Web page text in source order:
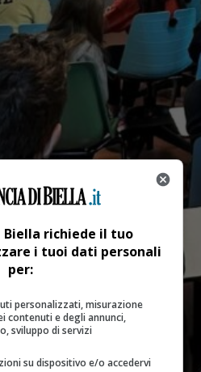
Biella richiede il tuo
i tuoi dati personali
per:
personalizzati, misurazione
contenuti e degli annunci,
sviluppo di servizi
su dispositivo e/o accedervi